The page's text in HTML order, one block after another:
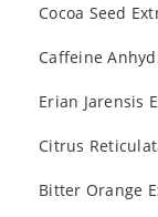
Cocoa Seed
Caffeine
Erian Jarensis
Citrus
Bitter Orange